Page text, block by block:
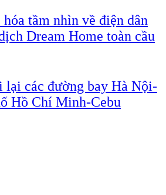
tầm nhìn về điện dân
Dream Home toàn cầu
lại các đường bay Hà Nội-
Hồ Chí Minh-Cebu